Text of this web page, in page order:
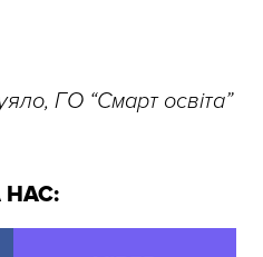
ГО “Смарт освіта”
НАС: